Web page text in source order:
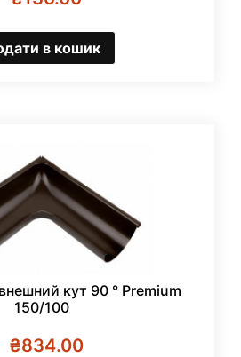
в кошик
кут 90 ° Premium
150/100
₴834.00